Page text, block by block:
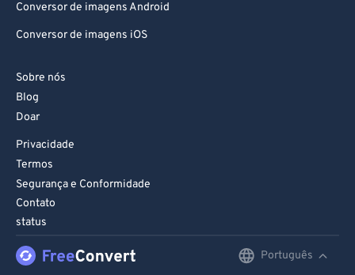
Conversor de imagens Android
Conversor de imagens iOS
Sobre nós
Blog
Doar
Privacidade
Termos
Segurança e Conformidade
Contato
status
Português